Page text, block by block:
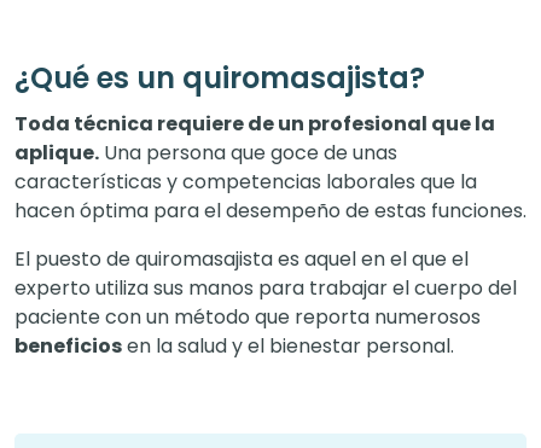
¿Qué es un quiromasajista?
Toda técnica requiere de un profesional que la
aplique. Una persona que goce de unas
características y competencias laborales que la
hacen óptima para el desempeño de estas funciones.
El puesto de quiromasajista es aquel en el que el
experto utiliza sus manos para trabajar el cuerpo del
paciente con un método que reporta numerosos
beneficiosen la salud y el bienestar personal.